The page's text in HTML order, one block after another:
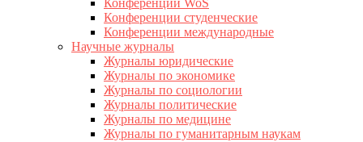
Конференции WoS
Конференции студенческие
Конференции международные
Научные журналы
Журналы юридические
Журналы по экономике
Журналы по социологии
Журналы политические
Журналы по медицине
Журналы по гуманитарным наукам